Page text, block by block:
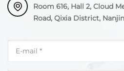
Room 616, Hall 2, Cloud
Road, Qixia District,